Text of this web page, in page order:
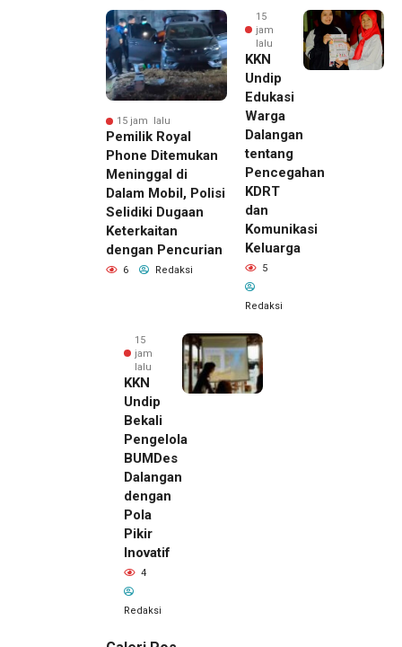
15 jam lalu
Pemilik Royal
Phone Ditemukan
Meninggal di
Dalam Mobil, Polisi
Selidiki Dugaan
Keterkaitan
dengan Pencurian
6 Redaksi
15
jam
lalu
KKN
Undip
Edukasi
Warga
Dalangan
tentang
Pencegahan
KDRT
dan
Komunikasi
Keluarga
5
Redaksi
15
jam
lalu
KKN
Undip
Bekali
Pengelola
BUMDes
Dalangan
dengan
Pola
Pikir
Inovatif
4
Redaksi